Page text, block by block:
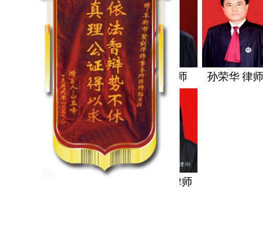
张伟男 律师 吴振 律师 孙荣华 律师 田纪坤 律